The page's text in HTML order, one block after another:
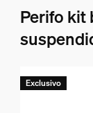
Perifo kit
Exclusivo